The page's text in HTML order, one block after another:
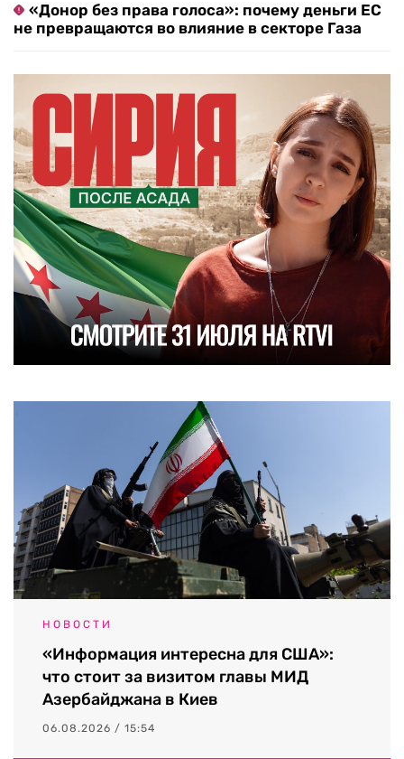
«Донор без права голоса»: почему деньги ЕС
не превращаются во влияние в секторе Газа
НОВОСТИ
«Информация интересна для США»:
что стоит за визитом главы МИД
Азербайджана в Киев
06.08.2026 / 15:54